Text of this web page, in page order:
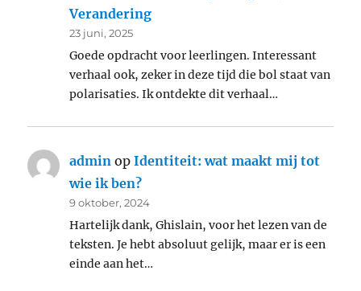
Verandering
23 juni, 2025
Goede opdracht voor leerlingen. Interessant
verhaal ook, zeker in deze tijd die bol staat van
polarisaties. Ik ontdekte dit verhaal…
admin opIdentiteit: wat maakt mij tot
wie ik ben?
9 oktober, 2024
Hartelijk dank, Ghislain, voor het lezen van de
teksten. Je hebt absoluut gelijk, maar er is een
einde aan het…